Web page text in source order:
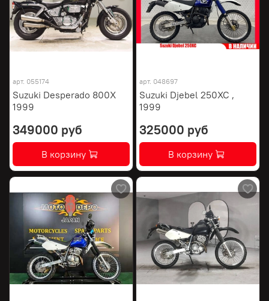
арт. 055174
Suzuki Desperado 800X
1999
349000 руб
В корзину
арт. 048697
Suzuki Djebel 250XC ,
1999
325000 руб
В корзину